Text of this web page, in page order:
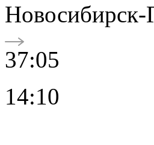
Новосибирск-
37:05
14:10